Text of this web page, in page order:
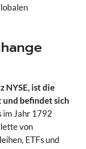
NYSE, ist die
befindet sich
im Jahr 1792
von
ETFs und